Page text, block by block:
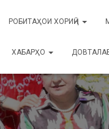
РОБИТАҲОИ ХОРИҶӢ
ХАБАРҲО